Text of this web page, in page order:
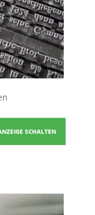
SCHALTEN